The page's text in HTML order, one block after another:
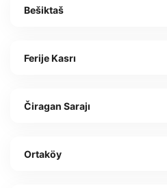
Bešiktaš
Ferije Kasrı
Čiragan Sarajı
Ortaköy